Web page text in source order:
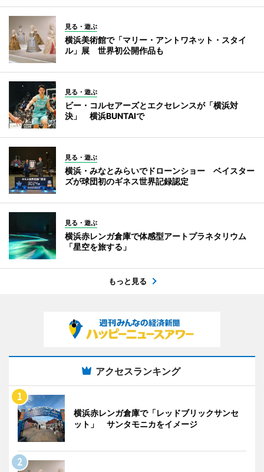
見る・遊ぶ
横浜美術館で「マリー・アントワネット・スタイ
ル」展 世界初公開作品も
見る・遊ぶ
ビー・コルセアーズとエクセレンスが「横浜対
決」 横浜BUNTAIで
見る・遊ぶ
横浜・みなとみらいでドローンショー ベイスター
ズが球団初のギネス世界記録認定
見る・遊ぶ
横浜赤レンガ倉庫で体感型アートプラネタリウム
「星空を旅する」
もっと見る
アクセスランキング
横浜赤レンガ倉庫で「レッドブリックサンセ
ット」 サンタモニカをイメージ